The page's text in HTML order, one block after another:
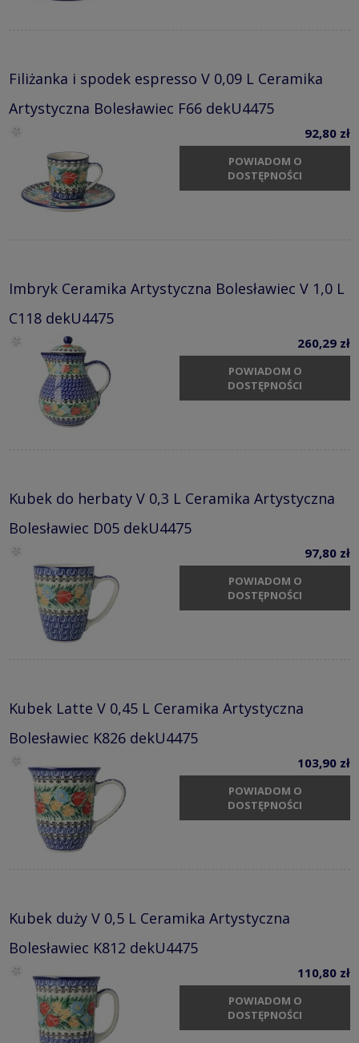
Filiżanka i spodek espresso V 0,09 L Ceramika
Artystyczna Bolesławiec F66 dekU4475
92,80 zł
POWIADOM O
DOSTĘPNOŚCI
Imbryk Ceramika Artystyczna Bolesławiec V 1,0 L
C118 dekU4475
260,29 zł
POWIADOM O
DOSTĘPNOŚCI
Kubek do herbaty V 0,3 L Ceramika Artystyczna
Bolesławiec D05 dekU4475
97,80 zł
POWIADOM O
DOSTĘPNOŚCI
Kubek Latte V 0,45 L Ceramika Artystyczna
Bolesławiec K826 dekU4475
103,90 zł
POWIADOM O
DOSTĘPNOŚCI
Kubek duży V 0,5 L Ceramika Artystyczna
Bolesławiec K812 dekU4475
110,80 zł
POWIADOM O
DOSTĘPNOŚCI